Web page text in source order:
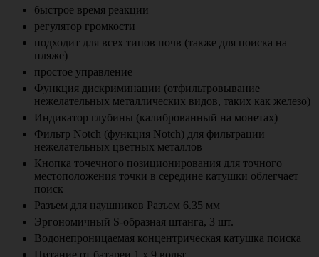
быстрое время реакции
регулятор громкости
подходит для всех типов почв (также для поиска на
пляже)
простое управление
Функция дискриминации (отфильтровывание
нежелательных металлических видов, таких как железо)
Индикатор глубины (калиброванный на монетах)
Фильтр Notch (функция Notch) для фильтрации
нежелательных цветных металлов
Кнопка точечного позиционирования для точного
местоположения точки в середине катушки облегчает
поиск
Разъем для наушников Разъем 6.35 мм
Эргономичный S-образная штанга, 3 шт.
Водонепроницаемая концентрическая катушка поиска
Питание от батареи 1 x 9 вольт.